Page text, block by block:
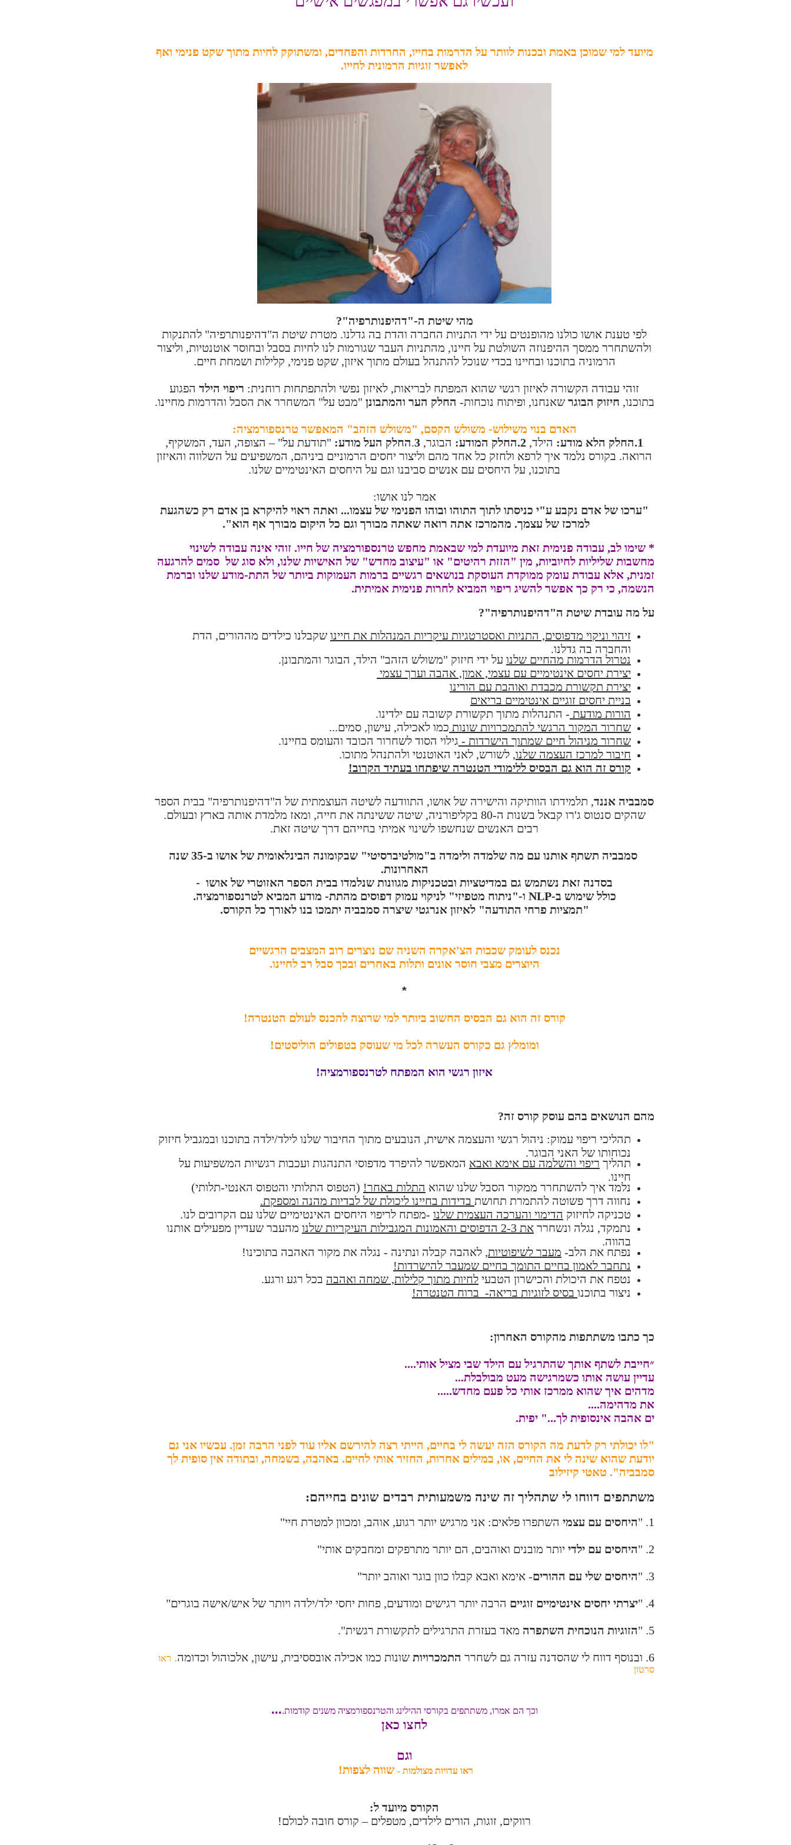
מיועד למי שמוכן באמת ובכנות לוותר על הדרמות בחייו, החרדות והפחדים, ומשתוקק לחיות מתוך שקט פנימי ואף
לאפשר זוגיות הרמונית לחייו.
מהי שיטת ה-"דהיפנותרפיה"?
לפי טענת אושו כולנו מהופנטים על ידי התניות החברה והדת בה גדלנו. מטרת שיטת ה"דהיפנותרפיה" להתנקות
ולהשתחרר ממסך ההיפנוזה השולטת על חיינו, מהתניות העבר שגורמות לנו לחיות בסבל ובחוסר אוטנטיות, וליצור
הרמוניה בתוכנו ובחיינו בכדי שנוכל להתנהל בעולם מתוך איזון, שקט פנימי, קלילות ושמחת חיים.
זוהי עבודה הקשורה לאיזון רגשי שהוא המפתח לבריאות, לאיזון נפשי ולהתפתחות רוחנית: ריפוי הילד הפגוע
בתוכנו, חיזוק הבוגרשאנחנו, ופיתוח נוכחות- החלק הער והמתבונן "מבט על" המשחרר את הסבל והדרמות מחיינו.
האדם בנוי משילוש- משולש הקסם, "משולש הזהב" המאפשר טרנספורמציה:
1.החלק הלא מודע:
הילד, 2.החלק המודע: הבוגר, 3
.החלק העל מודע: "תודעת על" – הצופה, העד, המשקיף,
הרואה. בקורס נלמד איך לרפא ולחזק כל אחד מהם וליצור יחסים הרמוניים ביניהם, המשפיעים על השלווה והאיזון
בתוכנו, על היחסים עם אנשים סביבנו וגם על היחסים האינטימיים שלנו.
אמר לנו אושו:
"ערכו של אדם נקבע ע"י כניסתו לתוך התוהו ובוהו הפנימי של עצמו... ואתה ראוי להיקרא בן אדם רק כשהגעת
למרכז של עצמך. מהמרכז אתה רואה שאתה מבורך וגם כל היקום מבורך אף הוא".
* שימו לב, עבודה פנימית זאת מיועדת למי שבאמת מחפש טרנספורמציה של חייו. זוהי אינה עבודה לשינוי
מחשבות שליליות לחיוביות, מין "הזזת רהיטים" או "עיצוב מחדש" של האישיות שלנו, ולא סוג של סמים להרגעה
זמנית, אלא עבודת עומק ממוקדת העוסקת בנושאים רגשיים ברמות העמוקות ביותר של התת-מודע שלנו וברמת
הנשמה, כי רק כך אפשר להשיג ריפוי המביא לחרות פנימית אמיתית.
על מה עובדת שיטת ה"דהיפנותרפיה"?
זיהוי וניקוי מדפוסים, התניות ואסטרטגיות עיקריות המנהלות את חיינו שקבלנו כילדים מההורים, הדת
והחברה בה גדלנו.
נטרול הדרמות מהחיים שלנו על ידי חיזוק "משולש הזהב" הילד, הבוגר והמתבונן.
יצירת יחסים אינטימיים עם עצמי, אמון, אהבה וערך עצמי
יצירת תקשורת מכבדת ואוהבת עם הורינו
בניית יחסים זוגיים אינטימיים בריאים
הורות מודעת - התנהלות מתוך תקשורת קשובה עם ילדינו.
שחרור המקור הרגשי להתמכרויות שונות כמו לאכילה, עישון, סמים...
שחרור מניהול חיים שמתוך הישרדות - גילוי הסוד לשחרור הכובד והעומס בחיינו.
חיבור למרכז העצמה שלנו, לשורש, לאני האוטנטי ולהתנהל מתוכו.
קורס זה הוא גם הבסיס ללימודי הטנטרה שיפתחו בעתיד הקרוב!
סמבביה אננד, תלמידתו הוותיקה והישירה של אושו, התוודעה לשיטה העוצמתית של ה"דהיפנותרפיה" בבית הספר
שהקים סנטוס ג'רו קבאל בשנות ה-80 בקליפורניה, שיטה ששינתה את חייה, ומאז מלמדת אותה בארץ ובעולם.
רבים האנשים שנחשפו לשינוי אמיתי בחייהם דרך שיטה זאת.
סמבביה תשתף אותנו עם מה שלמדה ולימדה ב"מולטיברסיטי" שבקומונה הבינלאומית של אושו ב-35 שנה
האחרונות.
בסדנה זאת נשתמש גם במדיטציות ובטכניקות מגוונות שנלמדו בבית הספר האזוטרי של אושו -
כולל שימוש ב-NLP ו-"ניתוח מטפיזי" לניקוי עמוק דפוסים מהתת- מודע המביא לטרנספורמציה.
"תמציות פרחי התודעה" לאיזון אנרגטי שיצרה סמבביה יתמכו בנו לאורך כל הקורס.
נכנס לעומק שכבות הצ'אקרה השניה שם נוצרים רוב המצבים הרגשיים
היוצרים מצבי חוסר אונים ותלות באחרים ובכך סבל רב לחיינו.
*
קורס זה הוא גם הבסיס החשוב ביותר למי שרוצה להכנס לעולם הטנטרה!
ומומלץ גם כקורס העשרה לכל מי שעוסק בטפולים הוליסטים!
איזון רגשי הוא המפתח לטרנספורמציה!
מהם הנושאים בהם עוסק קורס זה?
תהליכי ריפוי עמוק: ניהול רגשי והעצמה אישית, הנובעים מתוך החיבור שלנו לילד/ילדה בתוכנו ובמגביל חיזוק
נכוחותו של האני הבוגר.
תהליך ריפוי והשלמה עם אימא ואבא המאפשר להיפרד מדפוסי התנהגות ועכבות רגשיות המשפיעות על
חיינו.
נלמד איך להשתחרר ממקור הסבל שלנו שהוא התלות באחר! (הטפוס התלותי והטפוס האנטי-תלותי)
נחווה דרך פשוטה להתמרת תחושת בדידות בחיינו ליכולת של לבדיות מהנה ומספקת.
טכניקה לחיזוק הדימוי והערכה העצמית שלנו -מפתח לריפוי היחסים האינטימיים שלנו עם הקרובים לנו.
נתמקד, נגלה ונשחרר את 2-3 הדפוסים והאמונות המגבילות העיקריות שלנו מהעבר שעדיין מפעילים אותנו
בהווה.
נפתח את הלב- מעבר לשיפוטיות, לאהבה קבלה ונתינה - נגלה את מקור האהבה בתוכינו!
נתחבר לאמון בחיים התומך בחיים שמעבר להישרדות!
נטפח את היכולת והכישרון הטבעי לחיות מתוך קלילות, שמחה ואהבה בכל רגע ורגע.
ניצור בתוכנו בסיס לזוגיות בריאה- ברוח הטנטרה!
כך כתבו משתתפות מהקורס האחרון:
״חייבת לשתף אותך שהתרגיל עם הילד שבי מציל אותי....
עדיין עושה אותו כשמרגישה מעט מבולבלת...
מדהים איך שהוא ממרכז אותי כל פעם מחדש.....
את מדהימה....
ים אהבה אינסופית לך..." יפית.
"לו יכולתי רק לדעת מה הקורס הזה יעשה לי בחיים, הייתי רצה להירשם אליו עוד לפני הרבה זמן. עכשיו אני גם
יודעת שהוא שינה לי את החיים, או, במילים אחרות, החזיר אותי לחיים. באהבה, בשמחה, ובתודה אין סופית לך
סמבביה". טאטי קיזילוב
משתתפים דווחו לי שתהליך זה שינה משמעותית רבדים שונים בחייהם:
1. " היחסים עם עצמי השתפרו פלאים: אני מרגיש יותר רגוע, אוהב, ומכוון למטרת חיי"
2. " היחסים עם ילדי יותר מובנים ואוהבים, הם יותר מתרפקים ומחבקים אותי"
3. " היחסים שלי עם ההורים- אימא ואבא קבלו כוון בוגר ואוהב יותר"
4. " יצרתי יחסים אינטימיים זוגיים הרבה יותר רגישים ומודעים, פחות יחסי ילד/ילדה ויותר של איש/אישה בוגרים"
5. " הזוגיות הנוכחית השתפרה מאד בעזרת התרגילים לתקשורת רגשית".
6. ובנוסף דווח לי שהסדנה עזרה גם לשחרר התמכרויות שונות כמו אכילה אובססיבית, עישון, אלכוהול וכדומה. ראו
סרטון
וכך הם אמרו, משתתפים בקורסי ההילינג והטרנספורמציה משנים קודמות....
לחצו כאן
וגם
ראו עדויות מצולמות - שווה לצפות!
הקורס מיועד ל:
רווקים, זוגות, הורים לילדים, מטפלים – קורס חובה לכולם!